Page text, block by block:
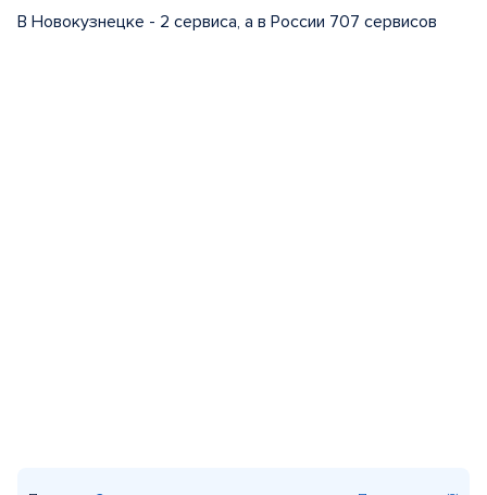
В Новокузнецке - 2 сервиса, а в России 707 сервисов